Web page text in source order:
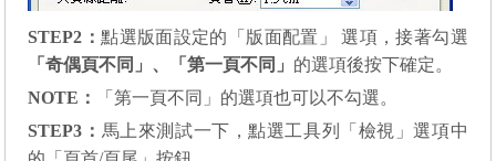
STEP2 ：點選版面設定的「版面配置」 選項，接著勾選
「奇偶頁不同」、「第一頁不同」 的選項後按下確定。
NOTE：
「第一頁不同」的選項也可以不勾選。
STEP3 ： 馬上來測試一下，點選工具列「檢視」選項中